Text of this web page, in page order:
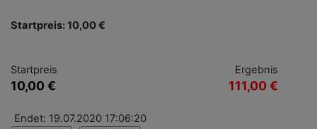
Startpreis: 10,00 €
Startpreis
10,00 €
Ergebnis
111,00 €
Endet: 19.07.2020 17:06:20